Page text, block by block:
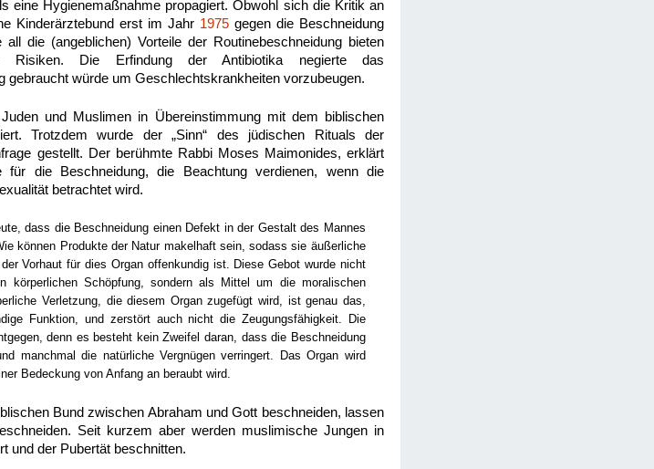
eine Hygienemaßnahme propagiert. Obwohl sich die Kritik an
Kinderärztebund erst im Jahr 1975 gegen die Beschneidung
die (angeblichen) Vorteile der Routinebeschneidung bieten
Risiken. Die Erfindung der Antibiotika negierte das
würde um Geschlechtskrankheiten vorzubeugen.
und Muslimen in Übereinstimmung mit dem biblischen
Trotzdem wurde der „Sinn“ des jüdischen Rituals der
gestellt. Der berühmte Rabbi Moses Maimonides, erklärt
für die Beschneidung, die Beachtung verdienen, wenn die
betrachtet wird.
dass die Beschneidung einen Defekt in der Gestalt des Mannes
können Produkte der Natur makelhaft sein, sodass sie äußerliche
Vorhaut für dies Organ offenkundig ist. Diese Gebot wurde nicht
körperlichen Schöpfung, sondern als Mittel um die moralischen
Verletzung, die diesem Organ zugefügt wird, ist genau das,
Funktion, und zerstört auch nicht die Zeugungsfähigkeit. Die
denn es besteht kein Zweifel daran, dass die Beschneidung
manchmal die natürliche Vergnügen verringert. Das Organ wird
Bedeckung von Anfang an beraubt wird.
Bund zwischen Abraham und Gott beschneiden, lassen
Seit kurzem aber werden muslimische Jungen in
und der Pubertät beschnitten.